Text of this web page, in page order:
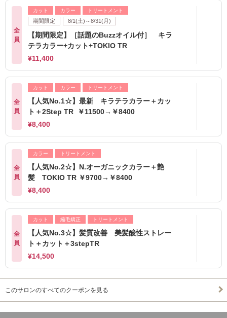
全
員
カット カラー トリートメント
期間限定 8/1(土)～8/31(月)
【期間限定】［話題のBuzzオイル付］ キラ
テラカラー+カット+TOKIO TR
¥11,400
全
員
カット カラー トリートメント
【人気No.1☆】最新 キラテラカラー＋カッ
ト＋2Step TR ￥11500→￥8400
¥8,400
全
員
カラー トリートメント
【人気No.2☆】N.オーガニックカラー＋艶
髪 TOKIO TR ￥9700→￥8400
¥8,400
全
員
カット 縮毛矯正 トリートメント
【人気No.3☆】髪質改善 美髪酸性ストレー
ト＋カット＋3stepTR
¥14,500
このサロンのすべてのクーポンを見る